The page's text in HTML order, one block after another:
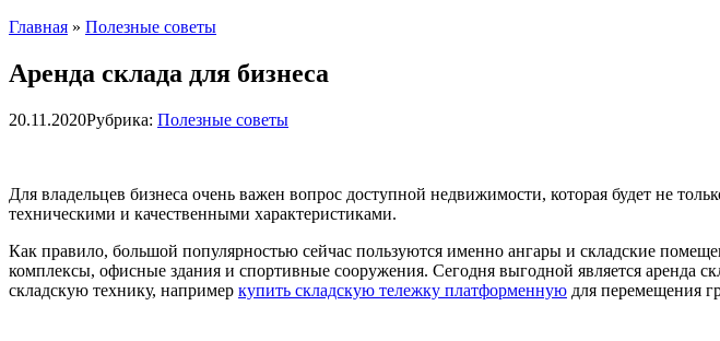
Главная » Полезные советы
Аренда склада для бизнеса
20.11.2020Рубрика: Полезные советы
Для владельцев бизнеса очень важен вопрос доступной недвижимости, которая будет не
техническими и качественными характеристиками.
Как правило, большой популярностью сейчас пользуются именно ангары и складские
комплексы, офисные здания и спортивные сооружения. Сегодня выгодной является аренда
складскую технику, например купить складскую тележку платформенную для перемещения